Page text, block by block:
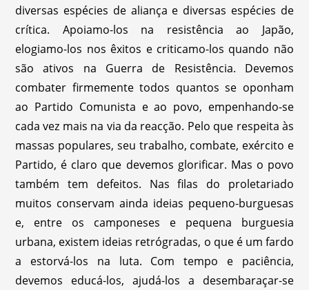
diversas espécies de aliança e diversas espécies de
crítica. Apoiamo-los na resistência ao Japão,
elogiamo-los nos êxitos e criticamo-los quando não
são ativos na Guerra de Resistência. Devemos
combater firmemente todos quantos se oponham
ao Partido Comunista e ao povo, empenhando-se
cada vez mais na via da reacção. Pelo que respeita às
massas populares, seu trabalho, combate, exército e
Partido, é claro que devemos glorificar. Mas o povo
também tem defeitos. Nas filas do proletariado
muitos conservam ainda ideias pequeno-burguesas
e, entre os camponeses e pequena burguesia
urbana, existem ideias retrógradas, o que é um fardo
a estorvá-los na luta. Com tempo e paciência,
devemos educá-los, ajudá-los a desembaraçar-se